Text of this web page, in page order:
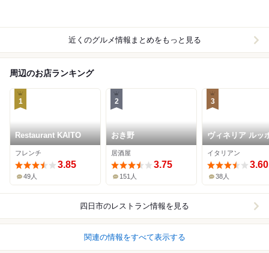
近くのグルメ情報まとめをもっと見る
周辺のお店ランキング
1
Restaurant KAITO
フレンチ
3.85
49人
2
おき野
居酒屋
3.75
151人
3
ヴィネリア ルッ
イタリアン
3.60
38人
四日市のレストラン情報を見る
関連の情報をすべて表示する